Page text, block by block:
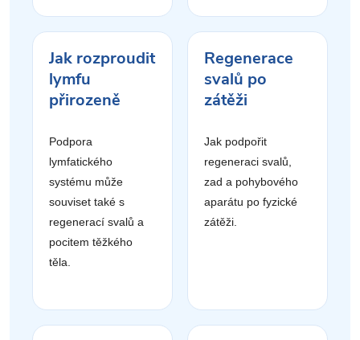
Jak rozproudit
lymfu
přirozeně
Podpora
lymfatického
systému může
souviset také s
regenerací svalů a
pocitem těžkého
těla.
Regenerace
svalů po
zátěži
Jak podpořit
regeneraci svalů,
zad a pohybového
aparátu po fyzické
zátěži.